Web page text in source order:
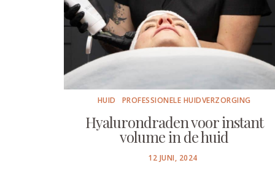
HUID PROFESSIONELE HUIDVERZORGING
Hyalurondraden voor instant
volume in de huid
POSTED
12 JUNI, 2024